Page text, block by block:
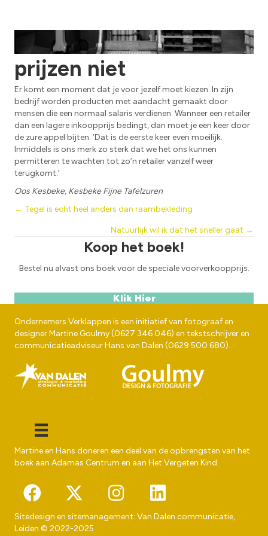
Retailers bepalen onze
prijzen niet
Er komt een moment dat je voor jezelf moet kiezen. In zijn
bedrijf worden producten met aandacht gemaakt door
mensen die een normaal salaris verdienen. Wanneer een retailer
dan een lagere inkoopprijs bedingt, dan moet je een keer door
de zure appel bijten. ‘Dat is de eerste keer even moeilijk.
Inmiddels is ons merk zo sterk dat we het ons kunnen
permitteren te wachten tot zo’n retailer vanzelf weer
terugkomt.’
Oos Kesbeke, Kesbeke Fijne Tafelzuren
Posts
navigation
← Tegel is echt heel anders dan raambekleding
Natuurlijk wil ik dat het sneller gaat →
Koop het boek!
Bestel nu alvast ons boek voor de speciale voorverkoopprijs.
Klik Hier
Ondernemers Verklappen is een initiatief van fotograaf en
designerMartine Goulmy(0627 346 046) en tekstschrijver en
communicatieadviseurHans van Dalen (0629 500 680).
Martine en Hans doneren een deel van de opbrengsten van het
boek aan Adamas Centrum en aan Het Vergeten Kind.
Sitedesign en sitemanagement: Van Dalen communicatie,
Leiden © 2022-2025